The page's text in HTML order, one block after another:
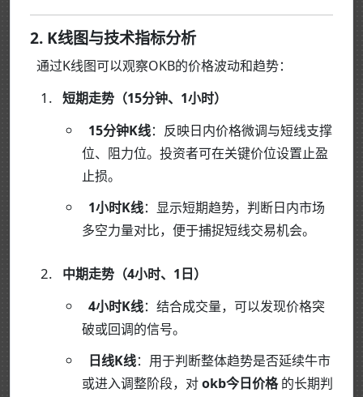
2. K线图与技术指标分析
通过K线图可以观察OKB的价格波动和趋势：
短期走势（15分钟、1小时）
15分钟K线：反映日内价格微调与短线支撑
位、阻力位。投资者可在关键价位设置止盈
止损。
1小时K线：显示短期趋势，判断日内市场
多空力量对比，便于捕捉短线交易机会。
中期走势（4小时、1日）
4小时K线：结合成交量，可以发现价格突
破或回调的信号。
日线K线：用于判断整体趋势是否延续牛市
或进入调整阶段，对okb今日价格的长期判